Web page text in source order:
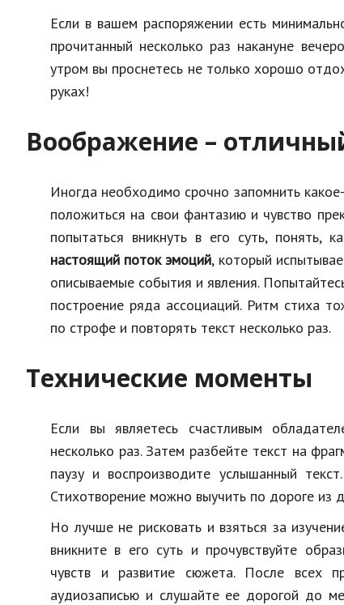
Если в вашем распоряжении есть
прочитанный несколько раз накануне
утром вы проснетесь не только хорошо
руках!
Воображение –
Иногда необходимо срочно запомнить
положиться на свои фантазию и чувство
попытаться вникнуть в его суть, понять,
настоящий поток эмоций, который
описываемые события и явления.
построение ряда ассоциаций. Ритм стиха
по строфе и повторять текст несколько раз.
Технические моменты
Если вы являетесь счастливым
несколько раз. Затем разбейте текст на
паузу и воспроизводите услышанный
Стихотворение можно выучить по дороге из
Но лучше не рисковать и взяться за
вникните в его суть и прочувствуйте
чувств и развитие сюжета. После всех
аудиозаписью и слушайте ее дорогой до